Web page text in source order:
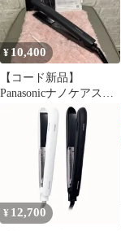
¥ 10,400
【コード新品】
Panasonicナノケアスト
レートヘアアイロン
EH-HS0J
¥ 12,700